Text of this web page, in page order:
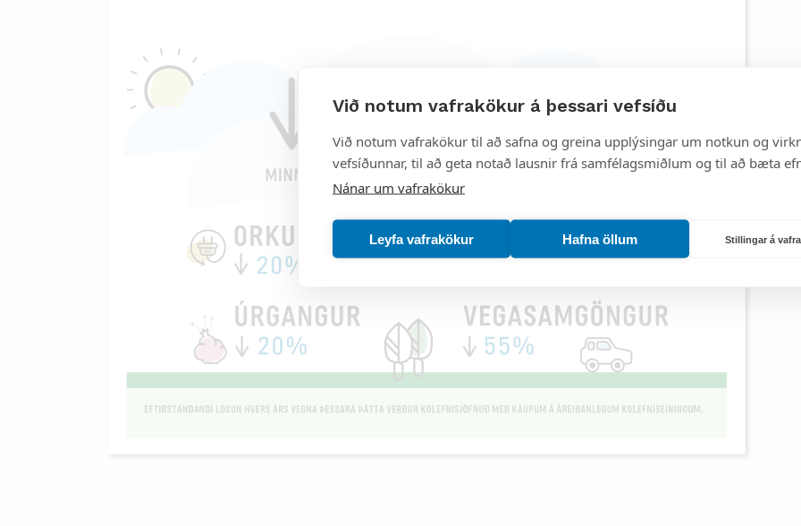
Við notum vafrakökur á þessari vefsíðu
Við notum vafrakökur til að safna og greina upplýsingar um notkun og
vefsíðunnar, til að geta notað lausnir frá samfélagsmiðlum og til að bæta
Nánar um vafrakökur
Leyfa vafrakökur Hafna öllum Stillingar á